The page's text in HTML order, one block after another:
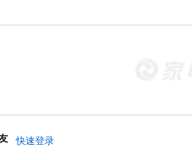
快速登录